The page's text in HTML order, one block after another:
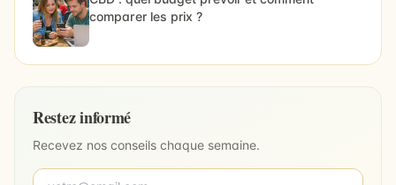
comparer les prix ?
Restez informé
Recevez nos conseils chaque semaine.